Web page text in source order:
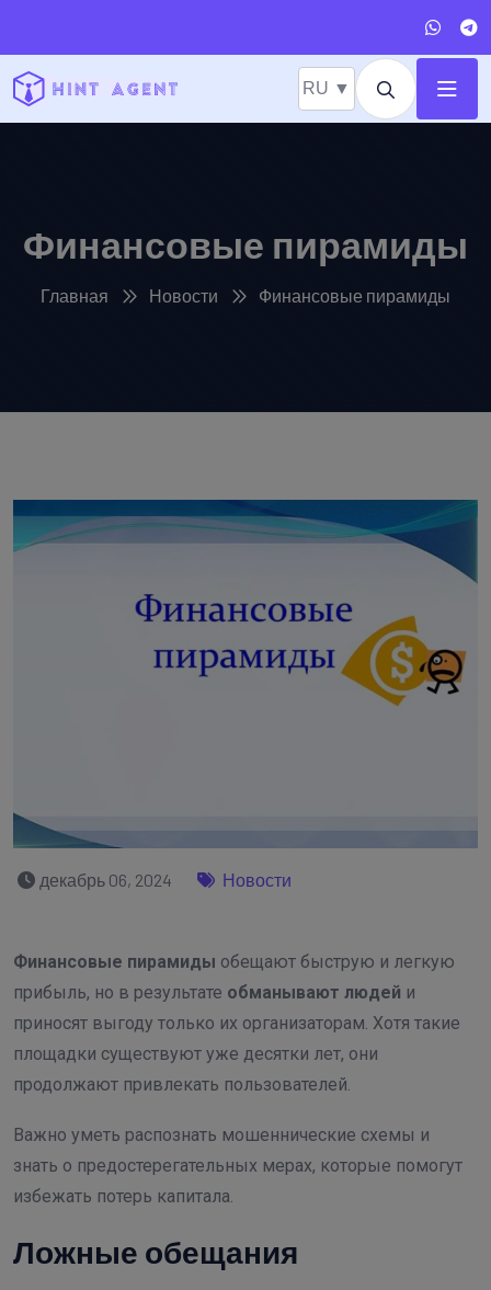
RU ▼
Финансовые пирамиды
Главная Новости Финансовые пирамиды
декабрь 06, 2024 Новости
Финансовые пирамиды обещают быструю и легкую
прибыль, но в результате обманывают людей и
приносят выгоду только их организаторам. Хотя такие
площадки существуют уже десятки лет, они
продолжают привлекать пользователей.
Важно уметь распознать мошеннические схемы и
знать о предостерегательных мерах, которые помогут
избежать потерь капитала.
Ложные обещания